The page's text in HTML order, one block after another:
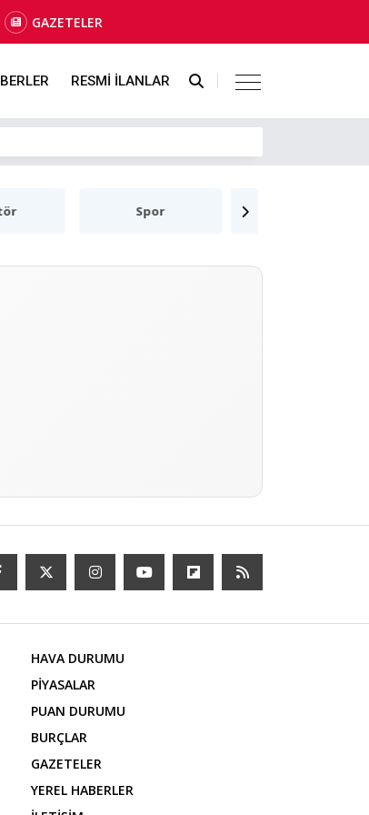
GAZETELER
RESMİ İLANLAR
Spor
HAVA DURUMU
PİYASALAR
PUAN DURUMU
BURÇLAR
GAZETELER
YEREL HABERLER